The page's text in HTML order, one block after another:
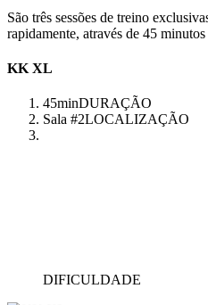
São três sessões de treino
rapidamente, através de 45
KK XL
45minDURAÇÃO
Sala #2LOCALIZAÇÃO
DIFICULDADE